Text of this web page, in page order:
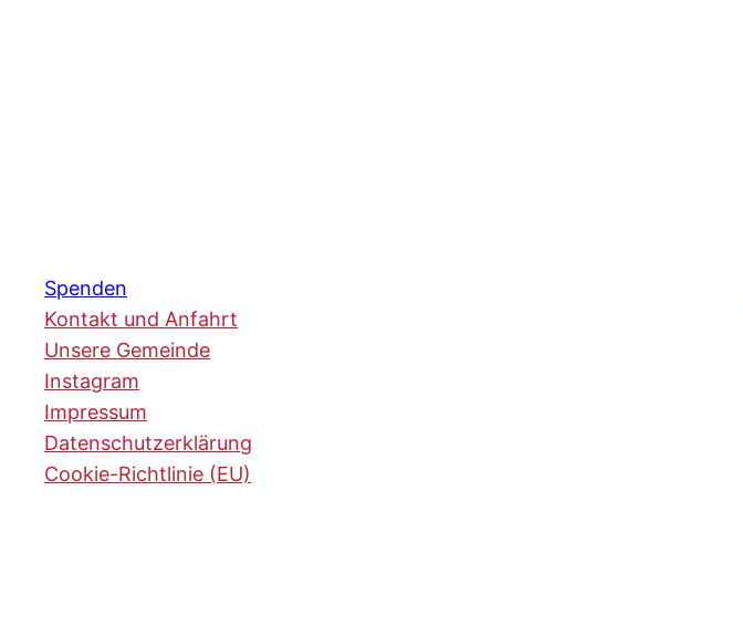
Spenden
Kontakt und Anfahrt
Unsere Gemeinde
Instagram
Impressum
Datenschutzerklärung
Cookie-Richtlinie (EU)